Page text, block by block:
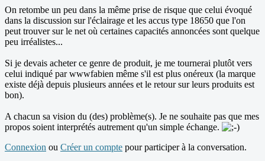
On retombe un peu dans la même prise de risque que celui évoqué
dans la discussion sur l'éclairage et les accus type 18650 que l'on
peut trouver sur le net où certaines capacités annoncées sont quelque
peu irréalistes...
Si je devais acheter ce genre de produit, je me tournerai plutôt vers
celui indiqué par wwwfabien même s'il est plus onéreux (la marque
existe déjà depuis plusieurs années et le retour sur leurs produits est
bon).
A chacun sa vision du (des) problème(s). Je ne souhaite pas que mes
propos soient interprétés autrement qu'un simple échange.
Connexion ou Créer un compte pour participer à la conversation.